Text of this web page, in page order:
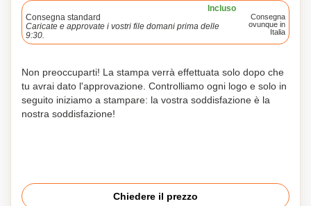
Incluso
Consegna standard
Caricate e approvate i vostri file domani prima delle
9:30.
Consegna
ovunque in
Italia
Non preoccuparti! La stampa verrà effettuata solo dopo che
tu avrai dato l'approvazione. Controlliamo ogni logo e solo in
seguito iniziamo a stampare: la vostra soddisfazione è la
nostra soddisfazione!
Chiedere il prezzo